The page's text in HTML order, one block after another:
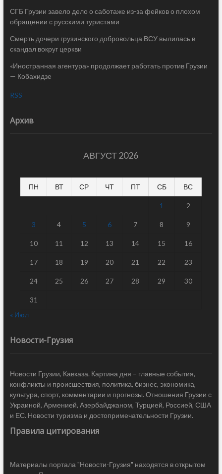
СГБ Грузии завело дело о саботаже из-за фейков о плохом
обращении с русскими туристами
Смерть дочери грузинского добровольца ВСУ вылилась в
скандал вокруг церкви
«Иностранная агентура» продолжает работать против Грузии
— Кобахидзе
RSS
Архив
АВГУСТ 2026
ПН ВТ СР ЧТ ПТ СБ ВС
1 2
3 4 5 6 7 8 9
10 11 12 13 14 15 16
17 18 19 20 21 22 23
24 25 26 27 28 29 30
31
« Июл
Новости-Грузия
Новости Грузии, Кавказа. Картина дня – главные события,
конфликты и происшествия, политика, бизнес, экономика,
культура, спорт, комментарии и прогнозы. Отношения Грузии с
Украиной, Арменией, Азербайджаном, Турцией, Россией, США
и ЕС. Новости туризма и достопримечательности Грузии.
Правила цитирования
Материалы портала "Новости-Грузия" находятся в открытом